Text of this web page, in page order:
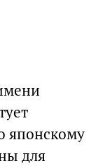
японскому
для